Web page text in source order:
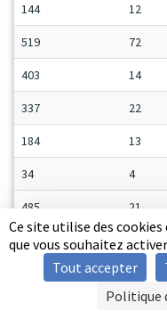
Ce site utilise des
que vous souhaitez activer
Tout accepter
Politique
144 12
519 72
403 14
337 22
184 13
34 4
485 21
372 58
42
33